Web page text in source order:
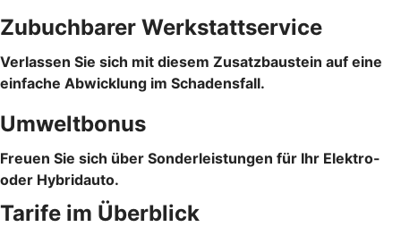
Zubuchbarer Werkstattservice
Verlassen Sie sich mit diesem Zusatzbaustein auf eine
einfache Abwicklung im Schadensfall.
Umweltbonus
Freuen Sie sich über Sonderleistungen für Ihr Elektro-
oder Hybridauto.
Tarife im Überblick